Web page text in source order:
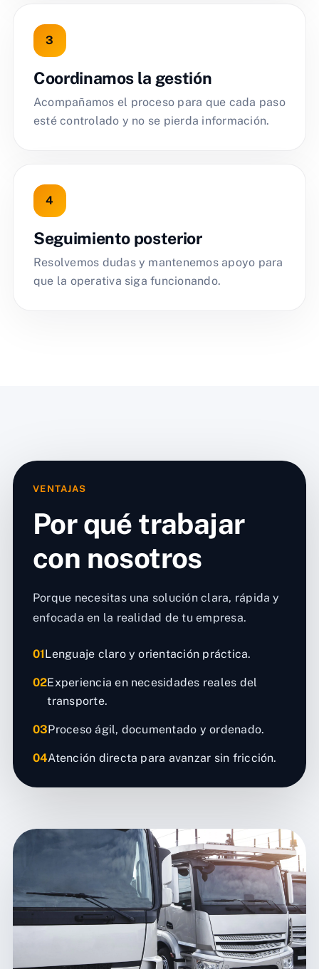
Coordinamos la gestión
Acompañamos el proceso para que cada paso
esté controlado y no se pierda información.
Seguimiento posterior
Resolvemos dudas y mantenemos apoyo para
que la operativa siga funcionando.
VENTAJAS
Por qué trabajar
con nosotros
Porque necesitas una solución clara, rápida y
enfocada en la realidad de tu empresa.
01Lenguaje claro y orientación práctica.
02Experiencia en necesidades reales del
transporte.
03Proceso ágil, documentado y ordenado.
04Atención directa para avanzar sin fricción.